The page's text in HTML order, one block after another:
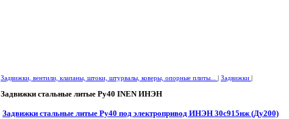
Задвижки, вентили, клапаны, штоки, штурвалы, коверы, опорные плиты... | Задвижки |
Задвижки стальные литые Ру40 INEN ИНЭН
Задвижки стальные литые Pу40 под электропривод ИНЭН 30с915нж (Ду200)